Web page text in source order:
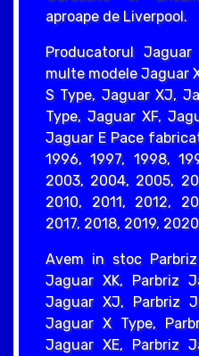
aproape de Liverpool.
Producatorul
multe modele Jaguar
S Type, Jaguar XJ,
Type, Jaguar XF,
Jaguar E Pace
1996, 1997, 1998,
2003, 2004, 2005,
2010, 2011, 2012,
2017, 2018, 2019,
Avem in stoc
Jaguar XK, Parbriz
Jaguar XJ, Parbriz
Jaguar X Type,
Jaguar XE, Parbriz